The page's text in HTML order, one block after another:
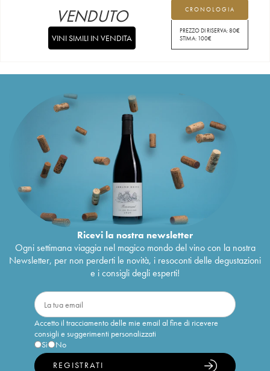
CRONOLOGIA
PREZZO DI RISERVA:80€
STIMA: 100€
VENDUTO
VINI SIMILI IN VENDITA
Ricevi la nostra newsletter
Ogni settimana viaggia nel magico mondo del vino con la nostra
Newsletter, per non perderti le novità, i resoconti delle degustazioni
e i consigli degli esperti!
Accetto il tracciamento delle mie email al fine di ricevere
consigli e suggerimenti personalizzati
Sì
No
REGISTRATI